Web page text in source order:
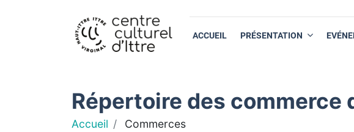
ACCUEIL PRÉSENTATION
Répertoire des commerce
Accueil Commerces